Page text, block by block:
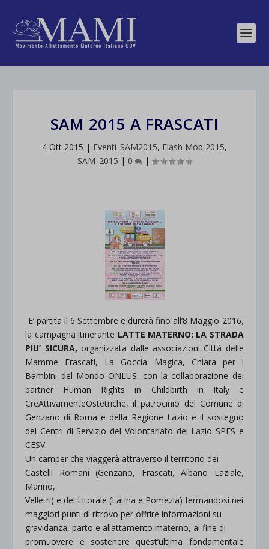
SAM 2015 A FRASCATI
4 Ott 2015 | Eventi_SAM2015, Flash Mob 2015,
SAM_2015 | 0 |
E’ partita il 6 Settembre e durerà fino all’8 Maggio 2016,
la campagna itinerante LATTE MATERNO: LA STRADA
PIU’ SICURA, organizzata dalle associazioni Città delle
Mamme Frascati, La Goccia Magica, Chiara per i
Bambini del Mondo ONLUS, con la collaborazione dei
partner Human Rights in Childbirth in Italy e
CreAttivamenteOstetriche, il patrocinio del Comune di
Genzano di Roma e della Regione Lazio e il sostegno
dei Centri di Servizio del Volontariato del Lazio SPES e
CESV.
Un camper che viaggerà attraverso il territorio dei
Castelli Romani (Genzano, Frascati, Albano Laziale,
Marino,
Velletri) e del Litorale (Latina e Pomezia) fermandosi nei
maggiori punti di ritrovo per offrire informazioni su
gravidanza, parto e allattamento materno, al fine di
promuovere e sostenere quest’ultima fondamentale